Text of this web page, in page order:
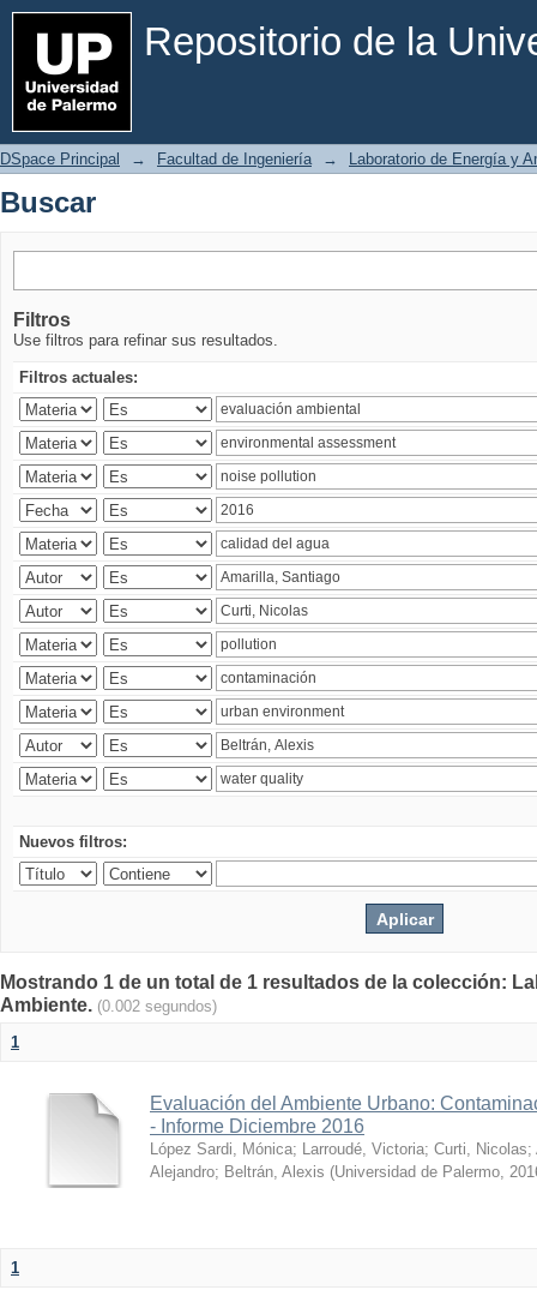
Repositorio de la
Buscar
DSpace Principal → Facultad de Ingeniería → Laboratorio de Energía y
Buscar
Filtros
Use filtros para refinar sus resultados.
Filtros actuales:
Nuevos filtros:
Mostrando 1 de un total de 1 resultados de la colección:
Ambiente. (0.002 segundos)
1
Evaluación del Ambiente Urbano:
- Informe Diciembre 2016
López Sardi, Mónica; Larroudé, Victoria; Curti, Nicolas;
Alejandro; Beltrán, Alexis (Universidad de Palermo,
1